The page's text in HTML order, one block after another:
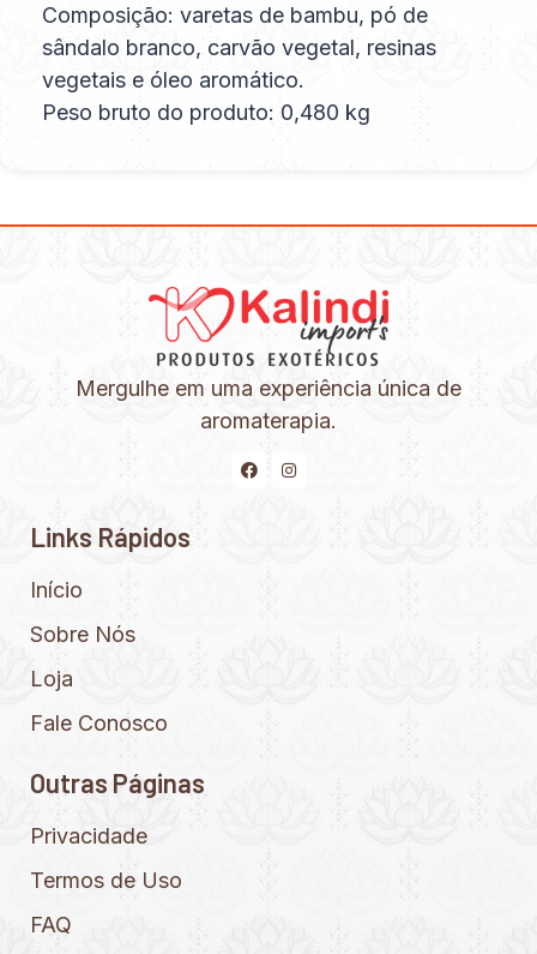
Composição: varetas de bambu, pó de
sândalo branco, carvão vegetal, resinas
vegetais e óleo aromático.
Peso bruto do produto: 0,480 kg
Mergulhe em uma experiência única de
aromaterapia.
Links Rápidos
Início
Sobre Nós
Loja
Fale Conosco
Outras Páginas
Privacidade
Termos de Uso
FAQ